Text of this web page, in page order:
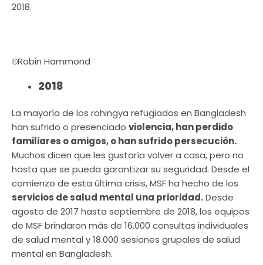
2018.
©Robin Hammond
2018
La mayoría de los rohingya refugiados en Bangladesh
han sufrido o presenciado violencia, han perdido
familiares o amigos, o han sufrido persecución.
Muchos dicen que les gustaría volver a casa, pero no
hasta que se pueda garantizar su seguridad. Desde el
comienzo de esta última crisis, MSF ha hecho de los
servicios de salud mental una prioridad.Desde
agosto de 2017 hasta septiembre de 2018, los equipos
de MSF brindaron más de 16.000 consultas individuales
de salud mental y 18.000 sesiones grupales de salud
mental en Bangladesh.